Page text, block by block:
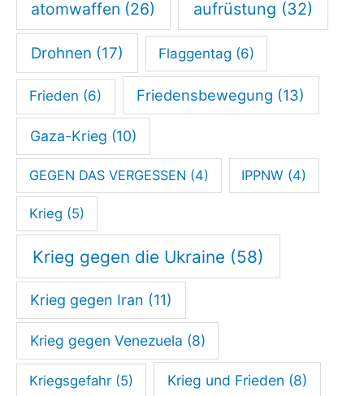
atomwaffen (26) aufrüstung (32)
Drohnen (17) Flaggentag (6)
Frieden (6) Friedensbewegung (13)
Gaza-Krieg (10)
GEGEN DAS VERGESSEN (4) IPPNW (4)
Krieg (5)
Krieg gegen die Ukraine (58)
Krieg gegen Iran (11)
Krieg gegen Venezuela (8)
Kriegsgefahr (5) Krieg und Frieden (8)